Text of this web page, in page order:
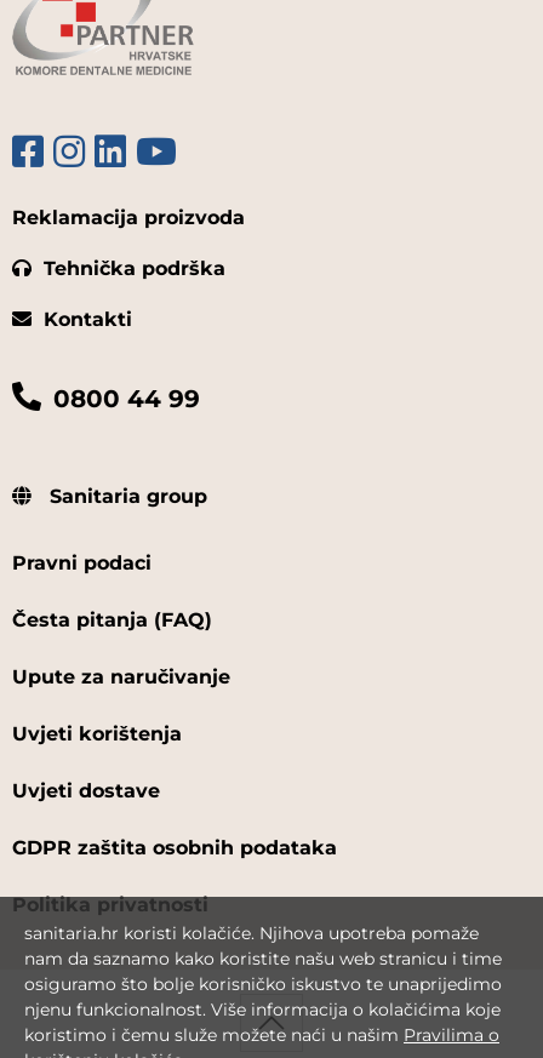
Reklamacija proizvoda
Tehnička podrška
Kontakti
0800 44 99
Sanitaria group
Pravni podaci
Česta pitanja (FAQ)
Upute za naručivanje
Uvjeti korištenja
Uvjeti dostave
GDPR zaštita osobnih podataka
Politika privatnosti
sanitaria.hr koristi kolačiće. Njihova upotreba pomaže
nam da saznamo kako koristite našu web stranicu i time
osiguramo što bolje korisničko iskustvo te unaprijedimo
njenu funkcionalnost. Više informacija o kolačićima koje
koristimo i čemu služe možete naći u našim Pravilima o